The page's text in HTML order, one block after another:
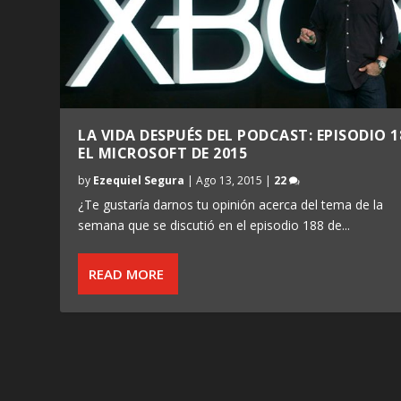
LA VIDA DESPUÉS DEL PODCAST: EPISODIO
EL MICROSOFT DE 2015
by Ezequiel Segura |Ago 13, 2015 | 22
¿Te gustaría darnos tu opinión acerca del tema de la
semana que se discutió en el episodio 188 de...
READ MORE